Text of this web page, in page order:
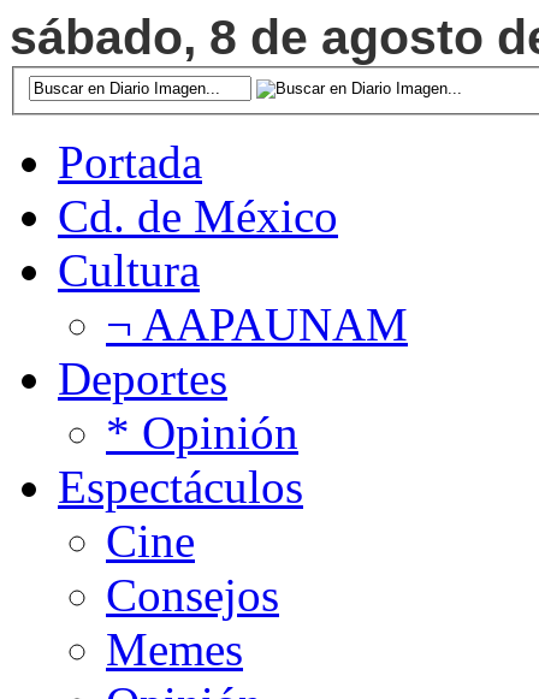
sábado, 8 de agosto
Portada
Cd. de México
Cultura
¬ AAPAUNAM
Deportes
* Opinión
Espectáculos
Cine
Consejos
Memes